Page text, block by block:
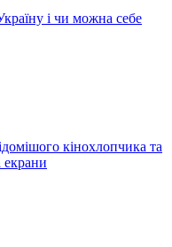
і чи можна себе
кінохлопчика та
екрани